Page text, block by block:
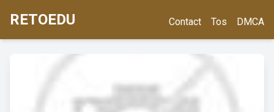
RETOEDU Contact Tos DMCA